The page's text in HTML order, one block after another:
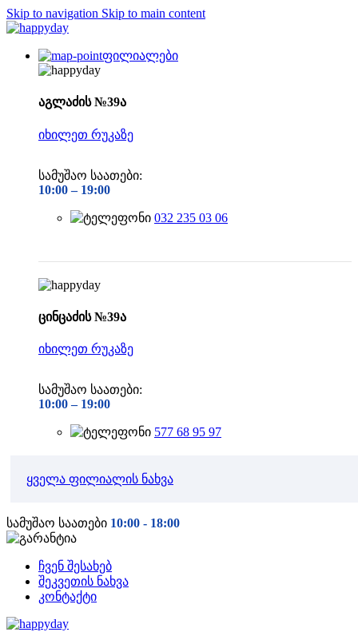
Skip to navigation Skip to main content
ფილიალები
აგლაძის №39ა
იხილეთ რუკაზე
სამუშაო საათები:
10:00 – 19:00
032 235 03 06
ცინცაძის №39ა
იხილეთ რუკაზე
სამუშაო საათები:
10:00 – 19:00
577 68 95 97
ყველა ფილიალის ნახვა
სამუშაო საათები 10:00 - 18:00
ჩვენ შესახებ
შეკვეთის ნახვა
კონტაქტი